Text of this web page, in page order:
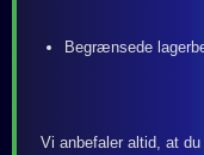
Begrænsede
Vi anbefaler altid, at